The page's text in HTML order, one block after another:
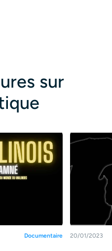
sur
Documentaire 20/01/2023